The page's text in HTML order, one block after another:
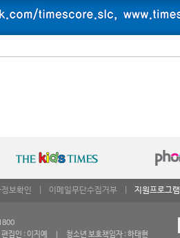
보확인 이메일무단수집거부 지원프로그램
인 : 이지예 | 청소년 보호책임자 : 하태현